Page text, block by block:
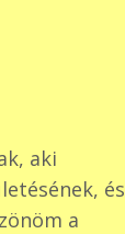
aki
és
a